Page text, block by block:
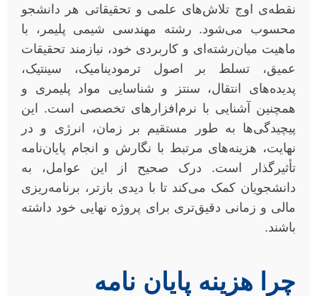
نقطه‌ی اوج تلاش‌های علمی و تحقیقاتی هر دانشجو
محسوب می‌شود. رشته مهندسی شیمی پلیمر، با
ماهیت میان‌رشته‌ای و کاربردی خود، نیازمند تحقیقات
عمیق، تسلط بر اصول ترمودینامیک، سینتیک،
پدیده‌های انتقال، سنتز و شناسایی مواد پلیمری و
همچنین آشنایی با نرم‌افزارهای تخصصی است. این
پیچیدگی‌ها به طور مستقیم بر زمان، انرژی و در
نهایت، هزینه‌های مرتبط با نگارش و انجام پایان‌نامه
تأثیرگذار است. درک صحیح از این عوامل، به
دانشجویان کمک می‌کند تا با دیدی بازتر، برنامه‌ریزی
مالی و زمانی دقیق‌تری برای پروژه نهایی خود داشته
باشند.
چرا هزینه پایان نامه